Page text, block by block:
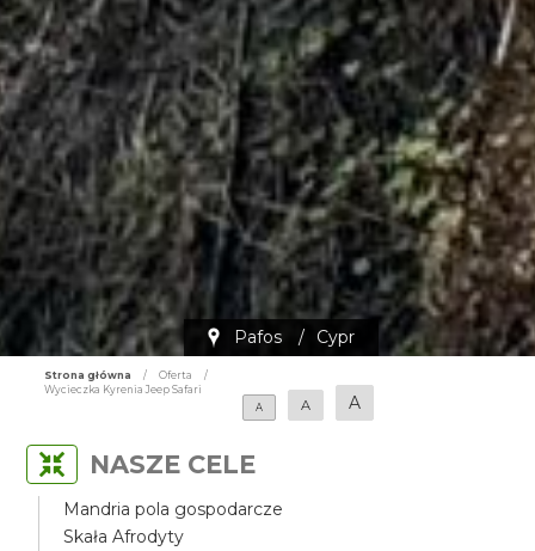
Pafos / Cypr
Strona główna / Oferta
/
Wycieczka Kyrenia Jeep Safari
A
A A
NASZE CELE
Mandria pola gospodarcze
Skała Afrodyty